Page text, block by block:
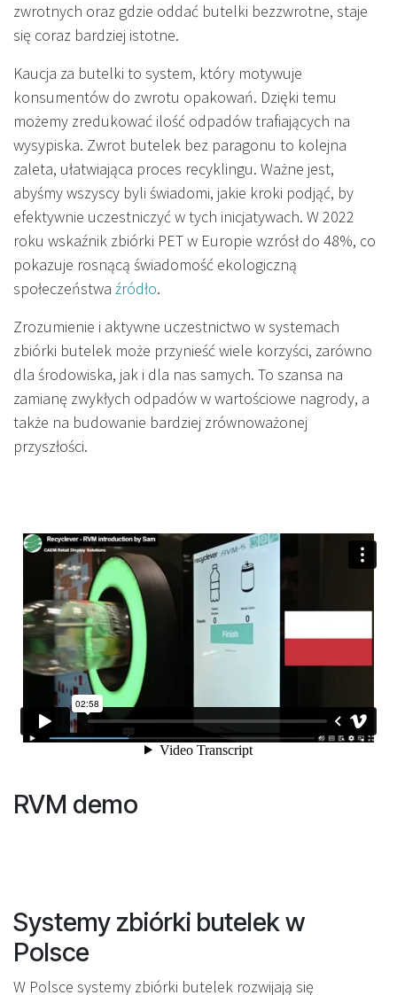
zwrotnych oraz gdzie oddać butelki bezzwrotne, staje
się coraz bardziej istotne.
Kaucja za butelki to system, który motywuje
konsumentów do zwrotu opakowań. Dzięki temu
możemy zredukować ilość odpadów trafiających na
wysypiska. Zwrot butelek bez paragonu to kolejna
zaleta, ułatwiająca proces recyklingu. Ważne jest,
abyśmy wszyscy byli świadomi, jakie kroki podjąć, by
efektywnie uczestniczyć w tych inicjatywach. W 2022
roku wskaźnik zbiórki PET w Europie wzrósł do 48%, co
pokazuje rosnącą świadomość ekologiczną
społeczeństwa źródło.
Zrozumienie i aktywne uczestnictwo w systemach
zbiórki butelek może przynieść wiele korzyści, zarówno
dla środowiska, jak i dla nas samych. To szansa na
zamianę zwykłych odpadów w wartościowe nagrody, a
także na budowanie bardziej zrównoważonej
przyszłości.
RVM demo
Systemy zbiórki butelek w
Polsce
W Polsce systemy zbiórki butelek rozwijają się